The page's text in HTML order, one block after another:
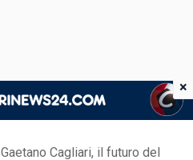
Gaetano Cagliari, il futuro del
×